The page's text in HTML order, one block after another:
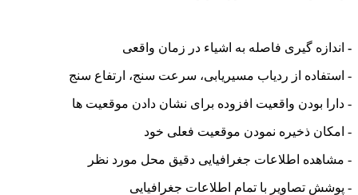
گیری فاصله به اشیاء در زمان واقعی
از ردیاب مسیریابی، سرعت سنج، ارتفاع سنج
بودن واقعیت افزوده برای نشان دادن موقعیت ها
ذخیره نمودن موقعیت فعلی خود
اطلاعات جغرافیایی دقیق محل مورد نظر
تصاویر با تمام اطلاعات جغرافیایی